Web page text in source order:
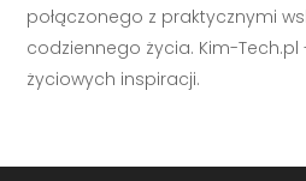
połączonego z praktycznymi
codziennego życia. Kim-
życiowych inspiracji.